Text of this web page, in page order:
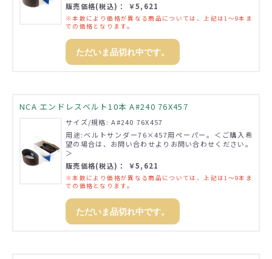
販売価格(税込)： ￥5,621
※本数により価格が異なる商品については、上記は1～9本ま
での価格となります。
ただいま品切れ中です。
NCA エンドレスベルト10本 A#240 76X457
サイズ/規格: A#240 76X457
用途:ベルトサンダー76×457用ペーパー。＜ご購入希
望の場合は、お問い合わせよりお問い合わせください。
＞
販売価格(税込)： ￥5,621
※本数により価格が異なる商品については、上記は1～9本ま
での価格となります。
ただいま品切れ中です。